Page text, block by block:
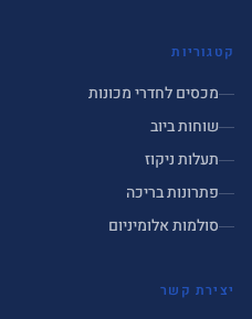
קטגוריות
מכסים לחדרי מכונות
שוחות ביוב
תעלות ניקוז
פתרונות בריכה
סולמות אלומיניום
יצירת קשר